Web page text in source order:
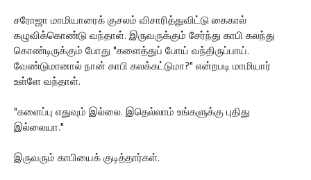
சரோஜா மாமியாரைக் குசலம் விசாரித்துவிட்டு கைகால்
கழுவிக்கொண்டு வந்தாள். இருவருக்கும் சேர்ந்து காபி கலந்து
கொண்டிருக்கும் போது "களைத்துப் போய் வந்திருப்பாய்.
வேண்டுமானால் நான் காபி கலக்கட்டுமா?" என்றபடி மாமியார்
உள்ளே வந்தாள்.
"களைப்பு எதுவும் இல்லை. இதெல்லாம் உங்களுக்கு புதிது
இல்லையா."
இருவரும் காபியைக் குடித்தார்கள்.